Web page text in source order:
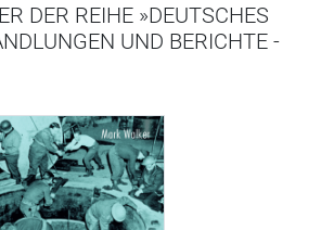
DER REIHE »DEUTSCHES
UND BERICHTE -